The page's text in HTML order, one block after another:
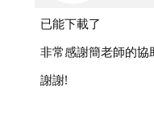
管
已能下載了
非常感謝簡老師的協
謝謝!